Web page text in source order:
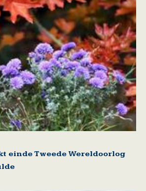
einde Tweede Wereldoorlog